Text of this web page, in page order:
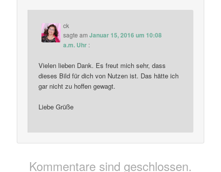
ck
sagte amJanuar 15, 2016 um 10:08
a.m. Uhr :
Vielen lieben Dank. Es freut mich sehr, dass
dieses Bild für dich von Nutzen ist. Das hätte ich
gar nicht zu hoffen gewagt.
Liebe Grüße
Kommentare sind geschlossen.